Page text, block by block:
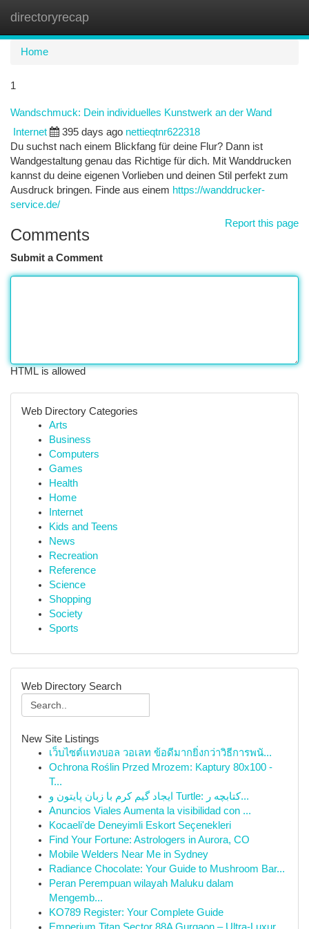
directoryrecap
Home
1
Wandschmuck: Dein individuelles Kunstwerk an der Wand
Internet 395 days ago nettieqtnr622318
Du suchst nach einem Blickfang für deine Flur? Dann ist
Wandgestaltung genau das Richtige für dich. Mit Wanddrucken
kannst du deine eigenen Vorlieben und deinen Stil perfekt zum
Ausdruck bringen. Finde aus einem https://wanddrucker-
service.de/
Report this page
Comments
Submit a Comment
HTML is allowed
Web Directory Categories
Arts
Business
Computers
Games
Health
Home
Internet
Kids and Teens
News
Recreation
Reference
Science
Shopping
Society
Sports
Web Directory Search
New Site Listings
เว็บไซต์แทงบอล วอเลท ข้อดีมากยิ่งกว่าวิธีการพนั...
Ochrona Roślin Przed Mrozem: Kaptury 80x100 -
T...
ایجاد گیم کرم با زبان پایتون و Turtle: کتابچه ر...
Anuncios Viales Aumenta la visibilidad con ...
Kocaeli'de Deneyimli Eskort Seçenekleri
Find Your Fortune: Astrologers in Aurora, CO
Mobile Welders Near Me in Sydney
Radiance Chocolate: Your Guide to Mushroom Bar...
Peran Perempuan wilayah Maluku dalam
Mengemb...
KO789 Register: Your Complete Guide